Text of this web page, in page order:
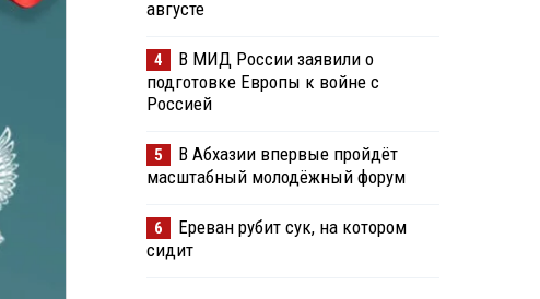
августе
4
В МИД России заявили о
подготовке Европы к войне с
Россией
5
В Абхазии впервые пройдёт
масштабный молодёжный форум
6
Ереван рубит сук, на котором
сидит